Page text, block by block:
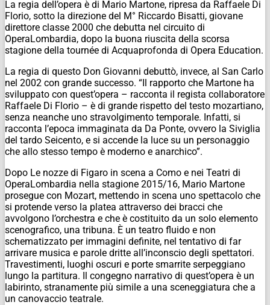
La regia dell’opera è di Mario Martone, ripresa da Raffaele Di
Florio, sotto la direzione del M° Riccardo Bisatti, giovane
direttore classe 2000 che debutta nel circuito di
OperaLombardia, dopo la buona riuscita della scorsa
stagione della tournée di Acquaprofonda di Opera Education.
La regia di questo Don Giovanni debuttò, invece, al San Carlo
nel 2002 con grande successo. “Il rapporto che Martone ha
sviluppato con quest’opera – racconta il regista collaboratore
Raffaele Di Florio – è di grande rispetto del testo mozartiano,
senza neanche uno stravolgimento temporale. Infatti, si
racconta l’epoca immaginata da Da Ponte, ovvero la Siviglia
del tardo Seicento, e si accende la luce su un personaggio
che allo stesso tempo è moderno e anarchico”.
Dopo Le nozze di Figaro in scena a Como e nei Teatri di
OperaLombardia nella stagione 2015/16, Mario Martone
prosegue con Mozart, mettendo in scena uno spettacolo che
si protende verso la platea attraverso dei bracci che
avvolgono l’orchestra e che è costituito da un solo elemento
scenografico, una tribuna. È un teatro fluido e non
schematizzato per immagini definite, nel tentativo di far
arrivare musica e parole dritte all’inconscio degli spettatori.
Travestimenti, luoghi oscuri e porte smarrite serpeggiano
lungo la partitura. Il congegno narrativo di quest’opera è un
labirinto, stranamente più simile a una sceneggiatura che a
un canovaccio teatrale.